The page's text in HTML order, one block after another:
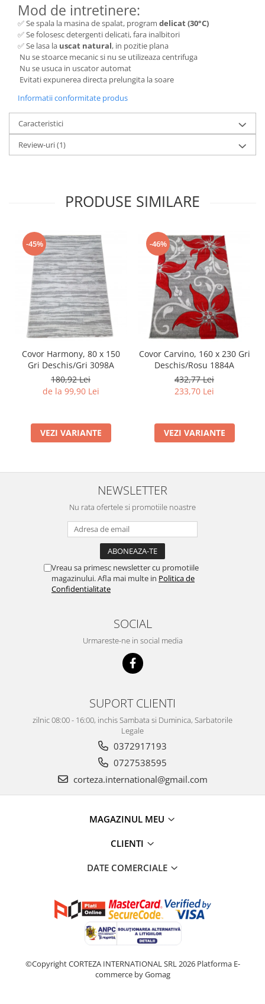
Mod de intretinere:
✅ Se spala la masina de spalat, program delicat (30°C)
✅ Se folosesc detergenti delicati, fara inalbitori
✅ Se lasa la uscat natural, in pozitie plana
Nu se stoarce mecanic si nu se utilizeaza centrifuga
Nu se usuca in uscator automat
Evitati expunerea directa prelungita la soare
Informatii conformitate produs
Caracteristici
Review-uri(1)
PRODUSE SIMILARE
-45%
Covor Harmony, 80 x 150
Gri Deschis/Gri 3098A
180,92 Lei
de la 99,90 Lei
VEZI VARIANTE
-46%
Covor Carvino, 160 x 230 Gri
Deschis/Rosu 1884A
432,77 Lei
233,70 Lei
VEZI VARIANTE
NEWSLETTER
Nu rata ofertele si promotiile noastre
Vreau sa primesc newsletter cu promotiile
magazinului. Afla mai multe in Politica de
Confidentialitate
SOCIAL
Urmareste-ne in social media
SUPORT CLIENTI
zilnic 08:00 - 16:00, inchis Sambata si Duminica, Sarbatorile
Legale
0372917193
0727538595
corteza.international@gmail.com
MAGAZINUL MEU
CLIENTI
DATE COMERCIALE
©Copyright CORTEZA INTERNATIONAL SRL 2026 Platforma E-
commerce by Gomag